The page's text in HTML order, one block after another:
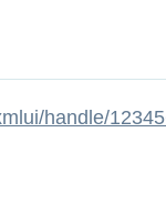
handle/